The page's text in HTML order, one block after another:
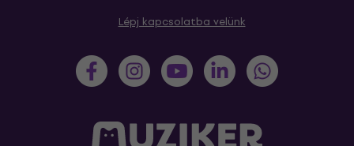
Lépj kapcsolatba velünk